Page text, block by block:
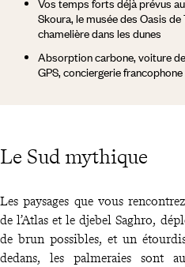
Le Sud mythique
Vos temps forts déjà prévus
Skoura, le musée des Oasis
chamelière dans les dunes
Absorption carbone, voiture
GPS, conciergerie francophone
Les paysages que vous
de l’Atlas et le djebel Saghro,
de brun possibles, et un
dedans, les palmeraies sont